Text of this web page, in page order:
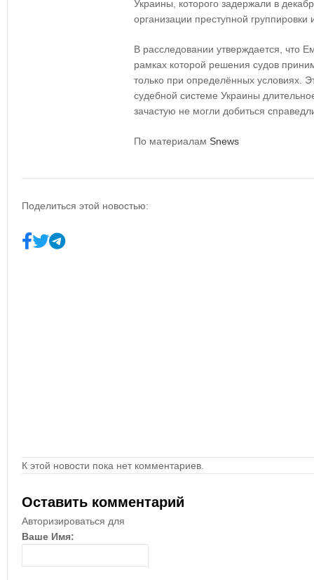
Украины, которого задержали в
организации преступной группировки
В расследовании утверждается, что
рамках которой решения судов
только при определённых условиях.
судебной системе Украины
зачастую не могли добиться
По материалам Snews
Поделиться этой новостью:
К этой новости пока нет комментариев.
Оставить комментарий
Авторизироваться для
Ваше Имя: